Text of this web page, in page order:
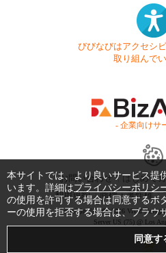
びびなびはアクセシ
取り組んでい
- 企業向けサ
お問い合わせ はじめて
利用規約
商標・著作権
Copyright © 1999-2026 Vivid
Server US (75) @ Los
本サイトでは、より良いサービス提
います。詳細はプライバシーポリシ
の使用を許可する場合は同意するボ
ーの使用を拒否する場合は、ブラウ